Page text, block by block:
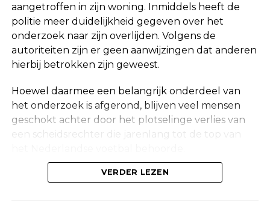
aangetroffen in zijn woning. Inmiddels heeft de
politie meer duidelijkheid gegeven over het
onderzoek naar zijn overlijden. Volgens de
autoriteiten zijn er geen aanwijzingen dat anderen
hierbij betrokken zijn geweest.
Hoewel daarmee een belangrijk onderdeel van
het onderzoek is afgerond, blijven veel mensen
geschokt achter door het plotselinge verlies van
een scheidsrechter die jarenlang tot de top van
Onderzoek na vondst in woning
VERDER LEZEN